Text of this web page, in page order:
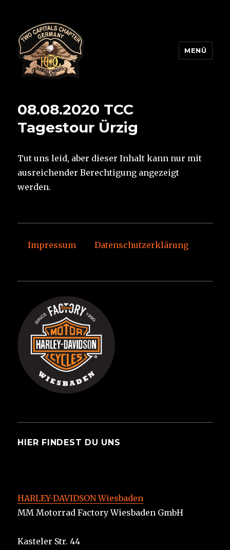
MENÜ
08.08.2020 TCC
Tagestour Ürzig
Tut uns leid, aber dieser Inhalt kann nur mit
ausreichender Berechtigung angezeigt
werden.
Impressum Datenschutzerklärung
HIER FINDEST DU UNS
HARLEY-DAVIDSON Wiesbaden
MM Motorrad Factory Wiesbaden GmbH
Kasteler Str. 44